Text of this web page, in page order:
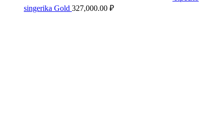
singerika Gold 327,000.00 ₽